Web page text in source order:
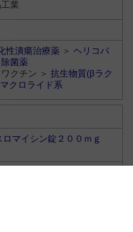
工業
性潰瘍治療薬 ＞ヘリコバ
菌薬
ワクチン ＞抗生物質(βラク
マクロライド系
ロマイシン錠２００ｍｇ